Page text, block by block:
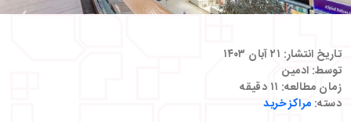
تاریخ انتشار: ۲۱ آبان ۱۴۰۳
توسط: ادمین
زمان مطالعه: ۱۱ دقیقه
دسته: مراکز خرید